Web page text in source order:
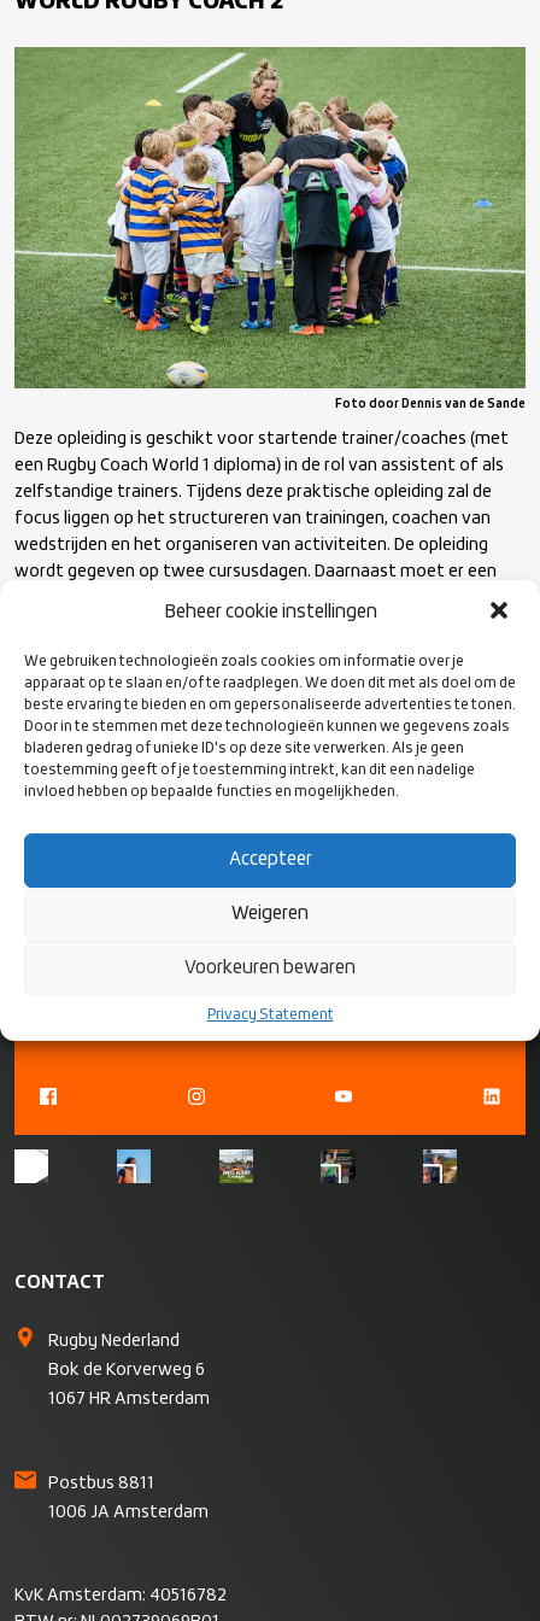
Beheer cookie instellingen
We gebruiken technologieën zoals cookies om informatie over je
apparaat op te slaan en/of te raadplegen. We doen dit met als doel om de
beste ervaring te bieden en om gepersonaliseerde advertenties te tonen.
Door in te stemmen met deze technologieën kunnen we gegevens zoals
bladeren gedrag of unieke ID's op deze site verwerken. Als je geen
toestemming geeft of je toestemming intrekt, kan dit een nadelige
invloed hebben op bepaalde functies en mogelijkheden.
Accepteer
Weigeren
Voorkeuren bewaren
Privacy Statement
Player welfare
Kracht & Conditie
Bestuur
Licentiesysteem
Kwalificatiestructuur Sport KSS
World Rugby Coach 1
World Rugby Coach 2
Rugby Coach 3
World Rugby Coach 3
Rugby-coach 4
World Rugby Coach 1 Sevens
World Rugby Coach 2 Sevens
Foto door Dennis van de Sande
Deze opleiding is geschikt voor startende trainer/coaches (met
een Rugby Coach World 1 diploma) in de rol van assistent of als
zelfstandige trainers. Tijdens deze praktische opleiding zal de
focus liggen op het structureren van trainingen, coachen van
wedstrijden en het organiseren van activiteiten. De opleiding
wordt gegeven op twee cursusdagen. Daarnaast moet er een
trainingen, wedstrijdvormen). De opleiding wordt afgesloten met
een praktijkbezoek en beoordeling van een training.
Kijk hier voor meer informatie
CONTACT
Rugby Nederland
Bok de Korverweg 6
1067 HR Amsterdam
Postbus 8811
1006 JA Amsterdam
KvK Amsterdam: 40516782